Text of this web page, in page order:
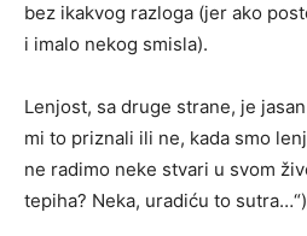
bez ikakvog razloga (jer ako
i imalo nekog smisla).
Lenjost, sa druge strane, je
mi to priznali ili ne, kada smo
ne radimo neke stvari u svom
tepiha? Neka, uradiću to